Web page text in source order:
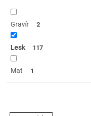
Gravír 2
Lesk 117
Mat 1
V